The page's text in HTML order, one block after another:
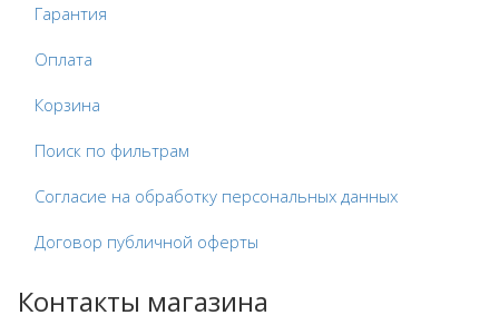
Гарантия
Оплата
Корзина
Поиск по фильтрам
Согласие на обработку персональных данных
Договор публичной оферты
Контакты магазина